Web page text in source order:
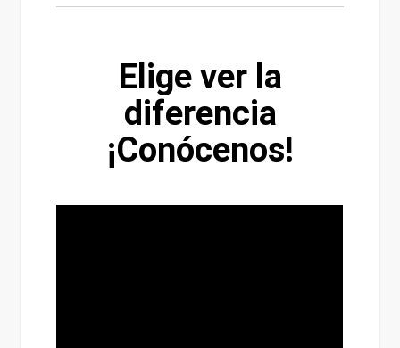
Elige ver la
diferencia
¡Conócenos!